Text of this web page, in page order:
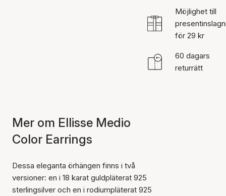
Möjlighet till
för 29 kr
60 dagars
returrätt
Mer om Ellisse Medio
Color Earrings
Dessa eleganta örhängen finns i två
versioner: en i 18 karat guldpläterat 925
sterlingsilver och en i rodiumpläterat 925